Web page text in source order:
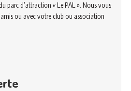
parc d’attraction « Le PAL ». Nous vous
ou avec votre club ou association